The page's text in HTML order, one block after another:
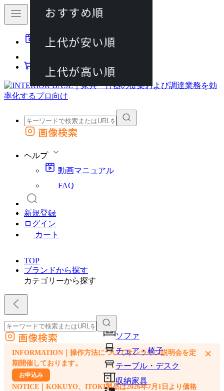
動画マニュアル
カート
外部サイトの商品をカートに追加
画像検索
ヘルプ
動画マニュアル
FAQ
新規登録
ログイン
カート
TOP
ブランドから探す
カテゴリーから探す
ソファ
チェア・椅子
テーブル・デスク
収納家具
外部サイトの商品をカートに追加
他のサイトで見つけた商品ページのURLを貼り付けて、カートに追加できます
画像検索
INFORMATION｜操作方法についてオンライン説明会を定
期開催しております。
お申込み
NOTICE｜KOKUYO、ITOKI製品は2026年7月1日より価格
×
おすすめ順
上代が安い順
上代が高い順